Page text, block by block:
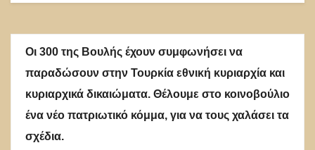
Οι 300 της Βουλής έχουν συμφωνήσει να
παραδώσουν στην Τουρκία εθνική κυριαρχία και
κυριαρχικά δικαιώματα. Θέλουμε στο κοινοβούλιο
ένα νέο πατριωτικό κόμμα, για να τους χαλάσει τα
σχέδια.